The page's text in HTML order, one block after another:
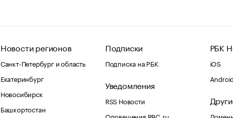
Новости регионов
Санкт-Петербург и область
Екатеринбург
Новосибирск
Башкортостан
Подписки
Подписка на РБК
Уведомления
RSS Новости
Оповещения RBC.ru
РБК
iOS